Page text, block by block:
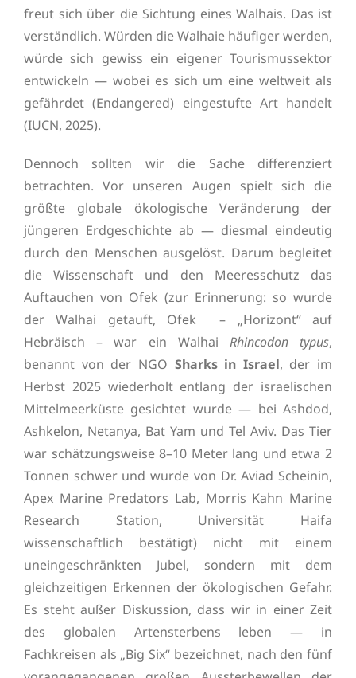
freut sich über die Sichtung eines Walhais. Das ist
verständlich. Würden die Walhaie häufiger werden,
würde sich gewiss ein eigener Tourismussektor
entwickeln — wobei es sich um eine weltweit als
gefährdet (Endangered) eingestufte Art handelt
(IUCN, 2025).
Dennoch sollten wir die Sache differenziert
betrachten. Vor unseren Augen spielt sich die
größte globale ökologische Veränderung der
jüngeren Erdgeschichte ab — diesmal eindeutig
durch den Menschen ausgelöst. Darum begleitet
die Wissenschaft und den Meeresschutz das
Auftauchen von Ofek (zur Erinnerung: so wurde
der Walhai getauft, Ofek – „Horizont“ auf
Hebräisch – war ein Walhai Rhincodon typus,
benannt von der NGO Sharks in Israel, der im
Herbst 2025 wiederholt entlang der israelischen
Mittelmeerküste gesichtet wurde — bei Ashdod,
Ashkelon, Netanya, Bat Yam und Tel Aviv. Das Tier
war schätzungsweise 8–10 Meter lang und etwa 2
Tonnen schwer und wurde von Dr. Aviad Scheinin,
Apex Marine Predators Lab, Morris Kahn Marine
Research Station, Universität Haifa
wissenschaftlich bestätigt) nicht mit einem
uneingeschränkten Jubel, sondern mit dem
gleichzeitigen Erkennen der ökologischen Gefahr.
Es steht außer Diskussion, dass wir in einer Zeit
des globalen Artensterbens leben — in
Fachkreisen als „Big Six“ bezeichnet, nach den fünf